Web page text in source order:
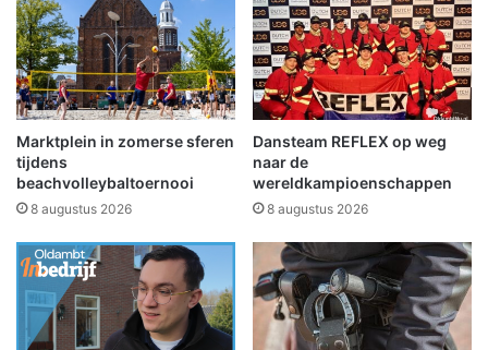
r
d
e
t
o
p
-
5
b
j
d
e
n
v
a
n
s
t
a
r
i
n
Marktplein in zomerse sferen
tijdens
beachvolleybaltoernooi
8 augustus 2026
Dansteam REFLEX op weg
naar de
wereldkampioenschappen
8 augustus 2026